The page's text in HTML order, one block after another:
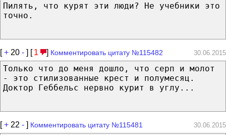
Пилять, что курят эти люди? Не учебники это
точно.
[+ 20 - ] [ 1 ] Комментировать цитату №115482 30.06.2015
Только что до меня дошло, что серп и молот
- это стилизованные крест и полумесяц.
Доктор Геббельс нервно курит в углу...
[+ 22 - ] Комментировать цитату №115481 30.06.2015